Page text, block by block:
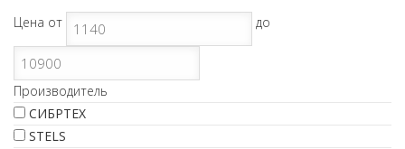
Цена от до
Производитель
СИБРТЕХ
STELS